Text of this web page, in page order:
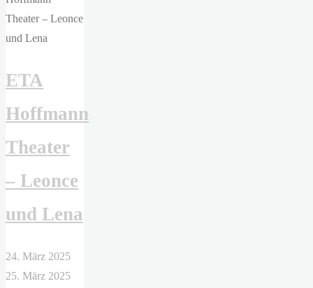
Bildnis
ETA
Hoffmann
Theater
– Leonce
und Lena
24. März 2025
25. März 2025